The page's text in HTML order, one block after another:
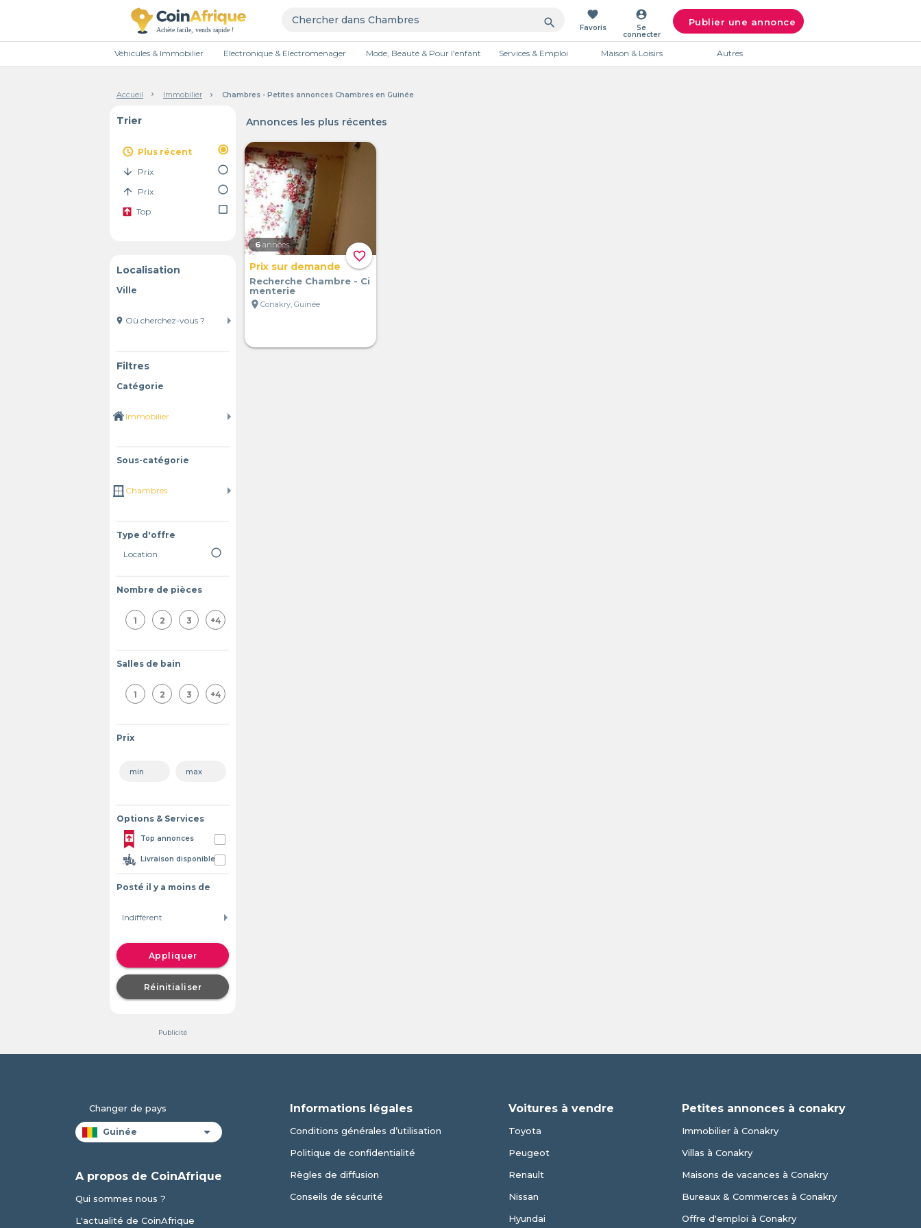
search
favorite
Favoris
account_circle
Se
connecter
Publier une annonce
Véhicules & Immobilier Electronique & Electromenager Mode, Beauté & Pour l'enfant Services & Emploi Maison & Loisirs Autres
Accueil Immobilier Chambres - Petites annonces Chambres en Guinée
Trier
access_time Plus récent
radio_button_checked
arrow_downward
Prix
radio_button_unchecked
arrow_upward
Prix radio_button_unchecked
Top check_box_outline_blank
Localisation
Ville
location_on
Filtres
Catégorie
Sous-catégorie
Type d'offre
Location
radio_button_unchecked
Nombre de pièces
1 2 3 +4
Salles de bain
1 2 3 +4
Prix
Options & Services
Top annonces
Livraison disponible
Posté il y a moins de
Appliquer
Réinitialiser
Publicité
Annonces les plus récentes
favorite_border
6 années
Prix sur demande
Recherche Chambre - Ci
menterie
location_on Conakry, Guinée
Changer de pays
A propos de CoinAfrique
Qui sommes nous ?
L'actualité de CoinAfrique
Informations légales
Conditions générales d’utilisation
Politique de confidentialité
Règles de diffusion
Conseils de sécurité
Voitures à vendre
Toyota
Peugeot
Renault
Nissan
Hyundai
Petites annonces à conakry
Immobilier à Conakry
Villas à Conakry
Maisons de vacances à Conakry
Bureaux & Commerces à Conakry
Offre d'emploi à Conakry